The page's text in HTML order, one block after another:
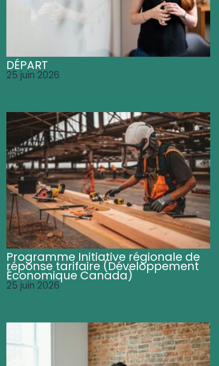
DÉPART
25 juin 2026
Programme Initiative régionale de
réponse tarifaire (Développement
Économique Canada)
25 juin 2026